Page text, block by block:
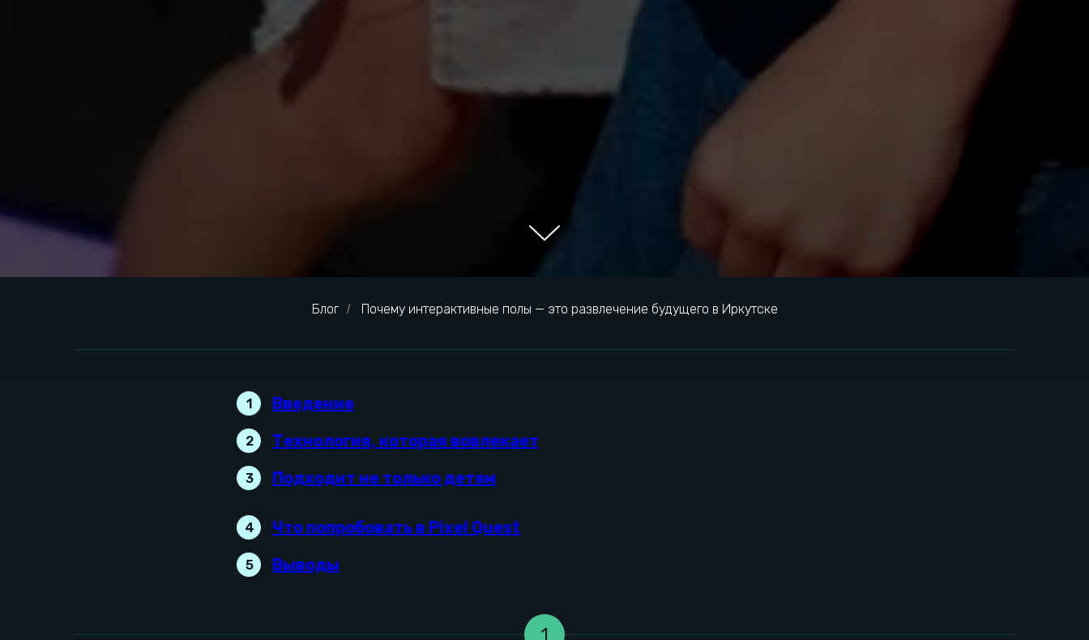
Блог / Почему интерактивные полы — это развлечение будущего в Иркутске
1 Введение
2 Технология, которая вовлекает
3 Подходит не только детям
4 Что попробовать в Pixel Quest
5 Выводы
1